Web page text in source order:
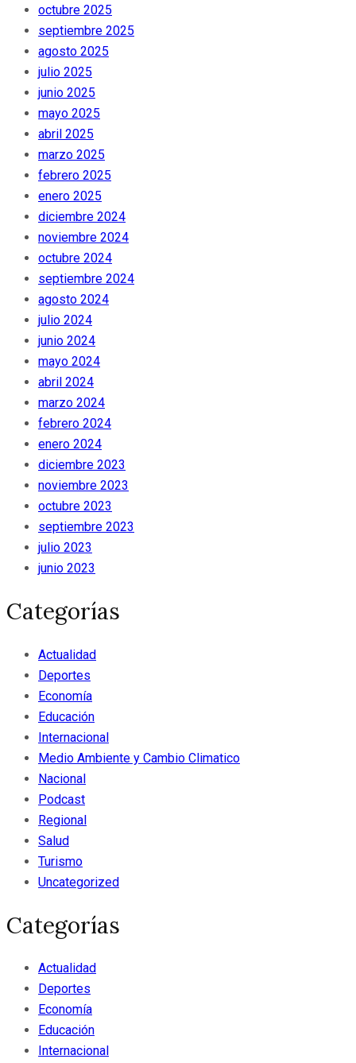
octubre 2025
septiembre 2025
agosto 2025
julio 2025
junio 2025
mayo 2025
abril 2025
marzo 2025
febrero 2025
enero 2025
diciembre 2024
noviembre 2024
octubre 2024
septiembre 2024
agosto 2024
julio 2024
junio 2024
mayo 2024
abril 2024
marzo 2024
febrero 2024
enero 2024
diciembre 2023
noviembre 2023
octubre 2023
septiembre 2023
julio 2023
junio 2023
Categorías
Actualidad
Deportes
Economía
Educación
Internacional
Medio Ambiente y Cambio Climatico
Nacional
Podcast
Regional
Salud
Turismo
Uncategorized
Categorías
Actualidad
Deportes
Economía
Educación
Internacional